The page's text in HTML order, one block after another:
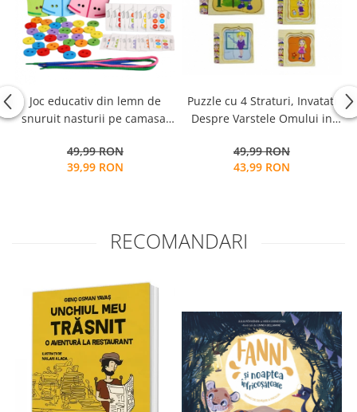
Joc educativ din lemn de
snuruit nasturii pe camasa,
49,99 RON
39,99 RON
Puzzle cu 4 Straturi, Invatati
Despre Varstele Omului in
Bunica, Edujucarii
49,99 RON
43,99 RON
RECOMANDARI